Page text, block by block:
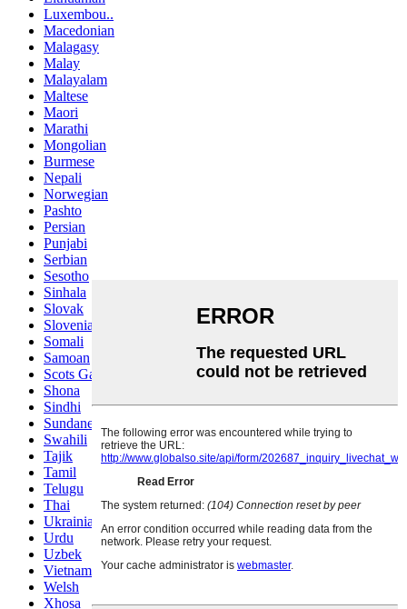
Luxembou..
Macedonian
Malagasy
Malay
Malayalam
Maltese
Maori
Marathi
Mongolian
Burmese
Nepali
Norwegian
Pashto
Persian
Punjabi
Serbian
Sesotho
Sinhala
Slovak
Slovenian
Somali
Samoan
Scots Gaelic
Shona
Sindhi
Sundanese
Swahili
Tajik
Tamil
Telugu
Thai
Ukrainian
Urdu
Uzbek
Vietnamese
Welsh
Xhosa